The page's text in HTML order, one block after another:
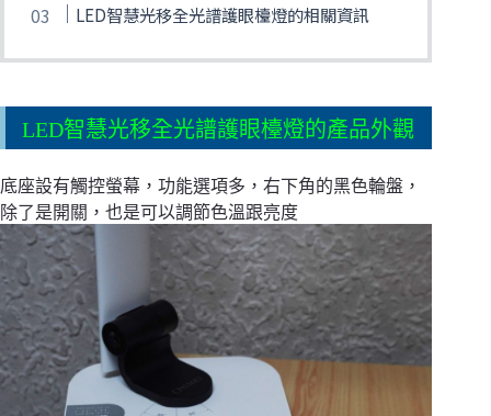
LED智慧光移全光譜護眼檯燈的相關資訊
LED智慧光移全光譜護眼檯燈的產品外觀
底座設有觸控螢幕，功能選項多，右下角的黑色輪盤，
除了是開關，也是可以調節色溫跟亮度